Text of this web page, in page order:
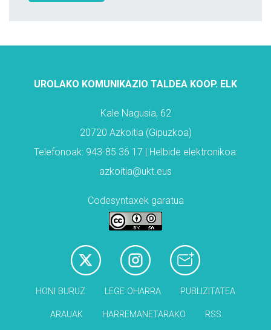
UROLAKO KOMUNIKAZIO TALDEA KOOP. ELK
Kale Nagusia, 62
20720 Azkoitia (Gipuzkoa)
Telefonoak: 943-85 36 17 | Helbide elektronikoa:
azkoitia@ukt.eus
Codesyntaxek garatua
HONI BURUZ LEGE OHARRA PUBLIZITATEA
ARAUAK HARREMANETARAKO RSS